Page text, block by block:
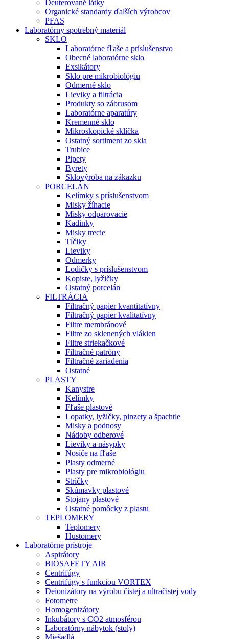
Deuterované látky
Organické standardy ďalších výrobcov
PFAS
Laboratórny spotrebný materiál
SKLO
Laboratórne fľaše a príslušenstvo
Obecné laboratórne sklo
Exsikátory
Sklo pre mikrobiológiu
Odmerné sklo
Lieviky a filtrácia
Produkty so zábrusom
Laboratórne aparatúry
Kremenné sklo
Mikroskopické sklíčka
Ostatný sortiment zo skla
Trubice
Pipety
Byrety
Sklovýroba na zákazku
PORCELÁN
Kelímky s príslušenstvom
Misky žíhacie
Misky odparovacie
Kadinky
Misky trecie
Tĺčiky
Lieviky
Odmerky
Lodičky s príslušenstvom
Kopiste, lyžičky
Ostatný porcelán
FILTRÁCIA
Filtračný papier kvantitatívny
Filtračný papier kvalitatívny
Filtre membránové
Filtre zo sklenených vlákien
Filtre striekačkové
Filtračné patróny
Filtračné zariadenia
Ostatné
PLASTY
Kanystre
Kelímky
Fľaše plastové
Lopatky, lyžičky, pinzety a špachtle
Misky a podnosy
Nádoby odberové
Lieviky a násypky
Nosiče na fľaše
Plasty odmerné
Plasty pre mikrobiológiu
Stričky
Skúmavky plastové
Stojany plastové
Ostatné pomôcky z plastu
TEPLOMERY
Teplomery
Hustomery
Laboratórne prístroje
Aspirátory
BIOSAFETY AIR
Centrifúgy
Centrifúgy s funkciou VORTEX
Deionizátory na výrobu čistej a ultračistej vody
Fotometre
Homogenizátory
Inkubátory s CO2 atmosférou
Laboratórny nábytok (stoly)
Miešadlá